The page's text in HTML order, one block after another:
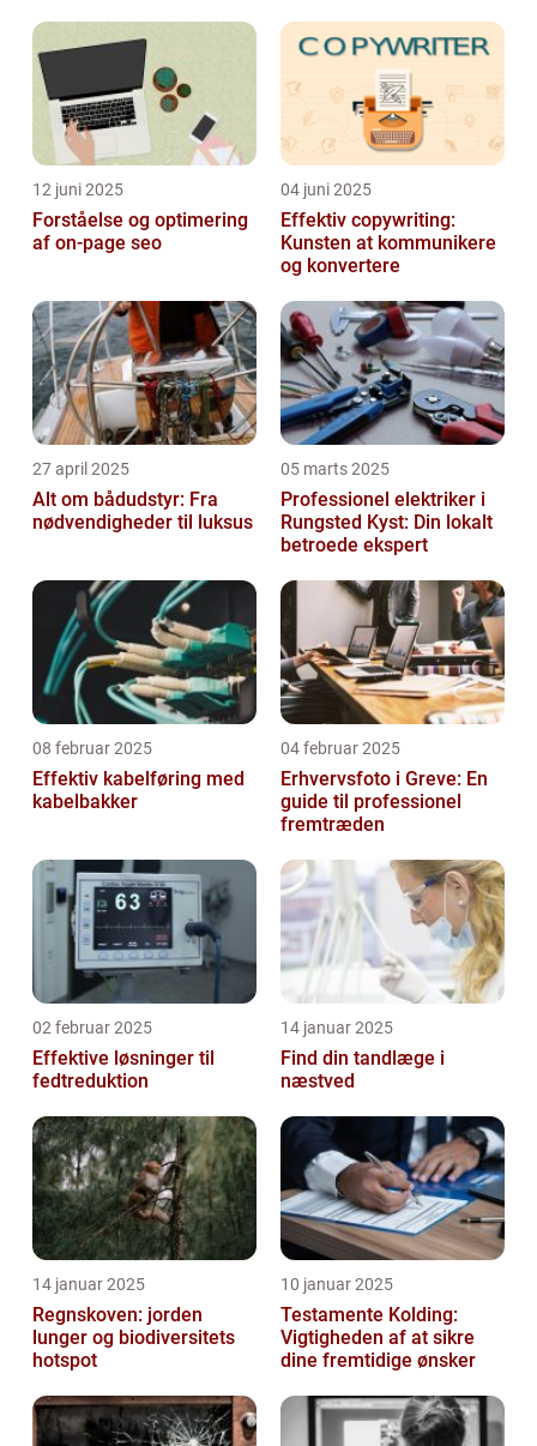
12 juni 2025
Forståelse og optimering
af on-page seo
04 juni 2025
Effektiv copywriting:
Kunsten at kommunikere
og konvertere
27 april 2025
Alt om bådudstyr: Fra
nødvendigheder til luksus
05 marts 2025
Professionel elektriker i
Rungsted Kyst: Din lokalt
betroede ekspert
08 februar 2025
Effektiv kabelføring med
kabelbakker
04 februar 2025
Erhvervsfoto i Greve: En
guide til professionel
fremtræden
02 februar 2025
Effektive løsninger til
fedtreduktion
14 januar 2025
Find din tandlæge i
næstved
14 januar 2025
Regnskoven: jorden
lunger og biodiversitets
hotspot
10 januar 2025
Testamente Kolding:
Vigtigheden af at sikre
dine fremtidige ønsker